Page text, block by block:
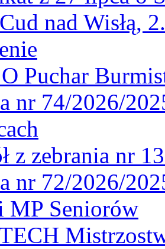
nad Wisłą,
Puchar
nr 74/2026/
z zebrania nr
nr 72/2026/
MP Seniorów